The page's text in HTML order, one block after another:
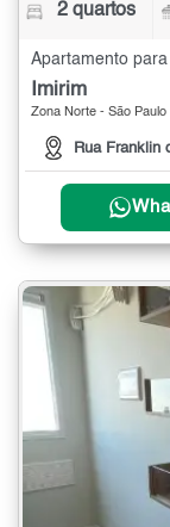
2 quartos
Apartamento
Imirim
Zona Norte - São Paulo
Rua Franklin